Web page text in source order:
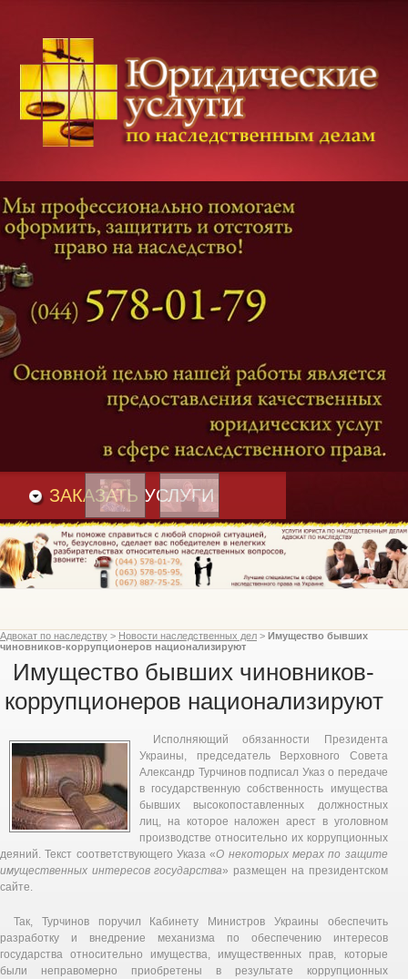
Категории дел
Наследование и Завещание
Оформление наследства
Оспаривание наследства
Адвокат наследственные дела
и Вакансии
ЗАКАЗАТЬ УСЛУГИ
Адвокат по наследству > Новости наследственных дел > Имущество бывших
чиновников-коррупционеров национализируют
Имущество бывших чиновников-
коррупционеров национализируют
Исполняющий обязанности Президента
Украины, председатель Верховного Совета
Александр Турчинов подписал Указ о передаче
в государственную собственность имущества
бывших высокопоставленных должностных
лиц, на которое наложен арест в уголовном
производстве относительно их коррупционных
деяний. Текст соответствующего Указа «О некоторых мерах по защите
имущественных интересов государства» размещен на президентском
сайте.
Так, Турчинов поручил Кабинету Министров Украины обеспечить
разработку и внедрение механизма по обеспечению интересов
государства относительно имущества, имущественных прав, которые
были неправомерно приобретены в результате коррупционных